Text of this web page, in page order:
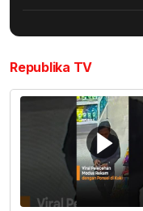
Republika TV